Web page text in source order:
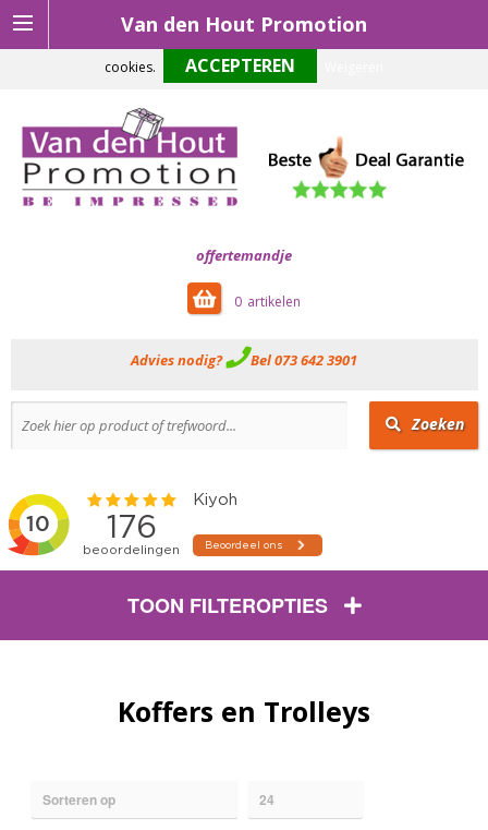
Van den Hout Promotion
offertemandje
0
Advies nodig? Bel 073 642 3901
Zoeken
TOON FILTEROPTIES
Koffers en Trolleys
Om onze website optimaal te laten functioneren maken wij gebruik van
cookies.